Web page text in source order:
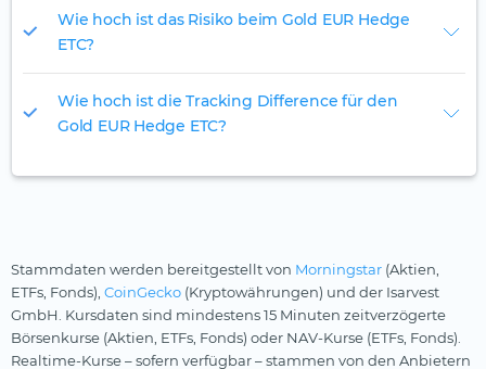
Wie hoch ist das Risiko beim Gold EUR Hedge
ETC?
Wie hoch ist die Tracking Difference für den
Gold EUR Hedge ETC?
Stammdaten werden bereitgestellt von Morningstar (Aktien,
ETFs, Fonds), CoinGecko (Kryptowährungen) und der Isarvest
GmbH. Kursdaten sind mindestens 15 Minuten zeitverzögerte
Börsenkurse (Aktien, ETFs, Fonds) oder NAV-Kurse (ETFs, Fonds).
Realtime-Kurse – sofern verfügbar – stammen von den Anbietern